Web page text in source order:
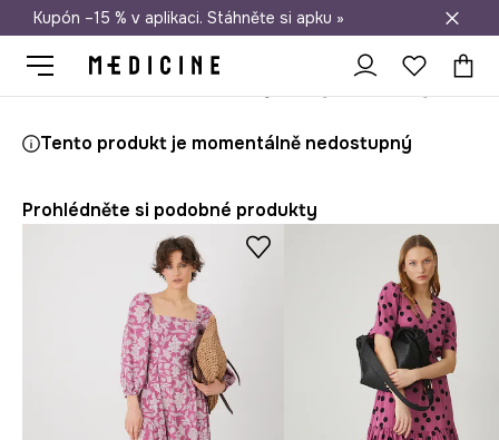
Doprava zdarma při nákupu nad 1 200 Kč
Kupón –15 % v aplikaci. Stáhněte si apku »
Tento produkt je momentálně nedostupný
Prohlédněte si podobné produkty